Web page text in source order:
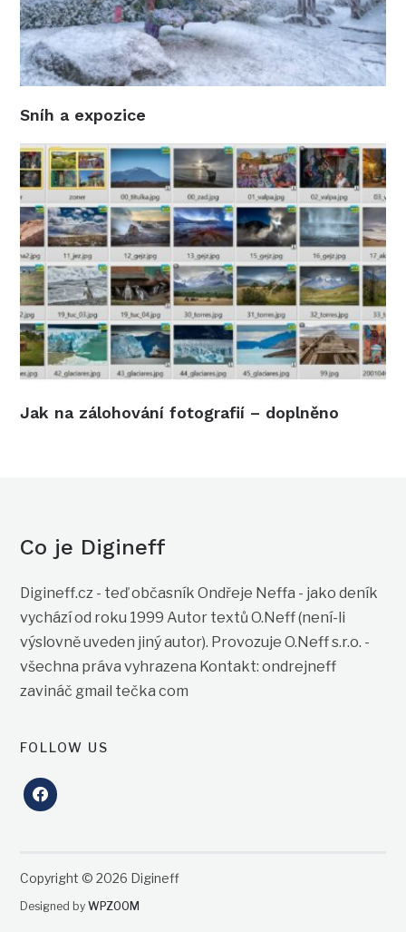
Sníh a expozice
Jak na zálohování fotografií – doplněno
Co je Digineff
Digineff.cz - teď občasník Ondřeje Neffa - jako deník
vychází od roku 1999 Autor textů O.Neff (není-li
výslovně uveden jiný autor). Provozuje O.Neff s.r.o. -
všechna práva vyhrazena Kontakt: ondrejneff
zavináč gmail tečka com
FOLLOW US
facebook
Copyright © 2026 Digineff
Designed byWPZOOM